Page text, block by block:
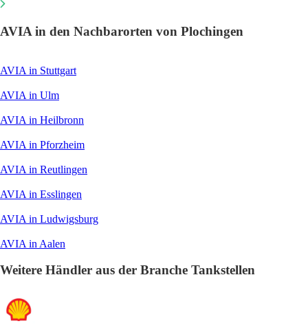
AVIA in den Nachbarorten von Plochingen
AVIA in Stuttgart
AVIA in Ulm
AVIA in Heilbronn
AVIA in Pforzheim
AVIA in Reutlingen
AVIA in Esslingen
AVIA in Ludwigsburg
AVIA in Aalen
Weitere Händler aus der Branche Tankstellen